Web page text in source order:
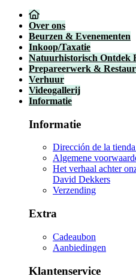
Over ons
Beurzen & Evenementen
Inkoop/Taxatie
Natuurhistorisch Ontdek
Prepareerwerk &
Verhuur
Videogallerij
Informatie
Informatie
Dirección de la
Algemene
Het verhaal achter
David Dekkers
Verzending
Extra
Cadeaubon
Aanbiedingen
Klantenservice